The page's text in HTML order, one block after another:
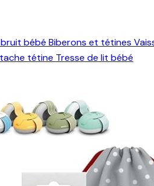
bébé Biberons et tétines
tétine Tresse de lit bébé